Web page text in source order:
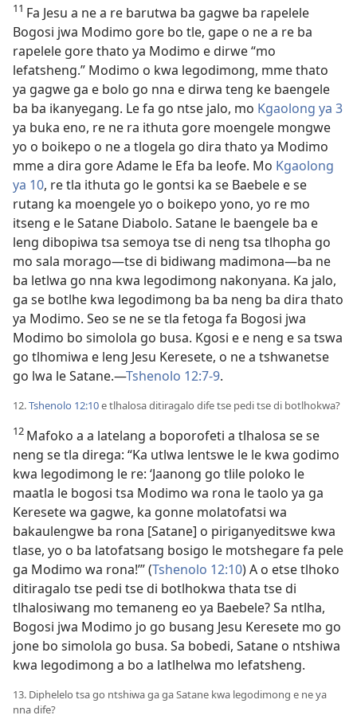
11 Fa Jesu a ne a re barutwa ba gagwe ba rapelele
Bogosi jwa Modimo gore bo tle, gape o ne a re ba
rapelele gore thato ya Modimo e dirwe “mo
lefatsheng.” Modimo o kwa legodimong, mme thato
ya gagwe ga e bolo go nna e dirwa teng ke baengele
ba ba ikanyegang. Le fa go ntse jalo, mo Kgaolong ya 3
ya buka eno, re ne ra ithuta gore moengele mongwe
yo o boikepo o ne a tlogela go dira thato ya Modimo
mme a dira gore Adame le Efa ba leofe. Mo Kgaolong
ya 10, re tla ithuta go le gontsi ka se Baebele e se
rutang ka moengele yo o boikepo yono, yo re mo
itseng e le Satane Diabolo. Satane le baengele ba e
leng dibopiwa tsa semoya tse di neng tsa tlhopha go
mo sala morago—tse di bidiwang madimona—ba ne
ba letlwa go nna kwa legodimong nakonyana. Ka jalo,
ga se botlhe kwa legodimong ba ba neng ba dira thato
ya Modimo. Seo se ne se tla fetoga fa Bogosi jwa
Modimo bo simolola go busa. Kgosi e e neng e sa tswa
go tlhomiwa e leng Jesu Keresete, o ne a tshwanetse
go lwa le Satane.—Tshenolo 12:7-9.
12.Tshenolo 12:10e tlhalosa ditiragalo dife tse pedi tse di botlhokwa?
12 Mafoko a a latelang a boporofeti a tlhalosa se se
neng se tla direga: “Ka utlwa lentswe le le kwa godimo
kwa legodimong le re: ‘Jaanong go tlile poloko le
maatla le bogosi tsa Modimo wa rona le taolo ya ga
Keresete wa gagwe, ka gonne molatofatsi wa
bakaulengwe ba rona [Satane] o piriganyeditswe kwa
tlase, yo o ba latofatsang bosigo le motshegare fa pele
ga Modimo wa rona!’” (Tshenolo 12:10) A o etse tlhoko
ditiragalo tse pedi tse di botlhokwa thata tse di
tlhalosiwang mo temaneng eo ya Baebele? Sa ntlha,
Bogosi jwa Modimo jo go busang Jesu Keresete mo go
jone bo simolola go busa. Sa bobedi, Satane o ntshiwa
kwa legodimong a bo a latlhelwa mo lefatsheng.
13. Diphelelo tsa go ntshiwa ga ga Satane kwa legodimong e ne ya
nna dife?